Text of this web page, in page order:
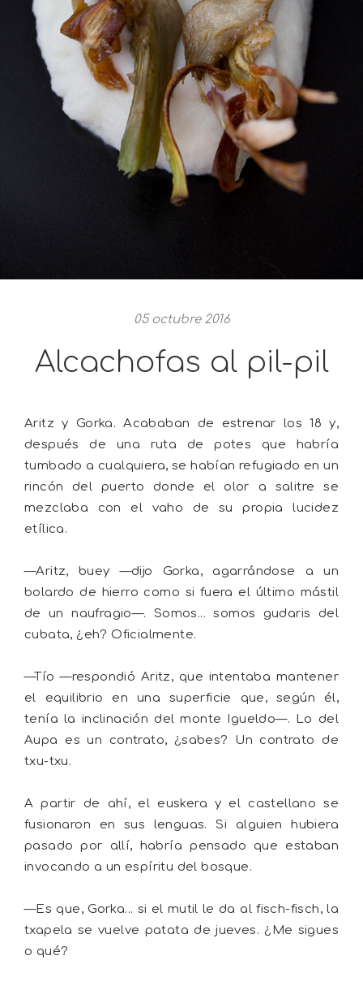
05 octubre 2016
Alcachofas al pil-pil
Aritz y Gorka. Acababan de estrenar los 18 y,
después de una ruta de potes que habría
tumbado a cualquiera, se habían refugiado en un
rincón del puerto donde el olor a salitre se
mezclaba con el vaho de su propia lucidez
etílica.
—Aritz, buey —dijo Gorka, agarrándose a un
bolardo de hierro como si fuera el último mástil
de un naufragio—. Somos... somos gudaris del
cubata, ¿eh? Oficialmente.
—Tío —respondió Aritz, que intentaba mantener
el equilibrio en una superficie que, según él,
tenía la inclinación del monte Igueldo—. Lo del
Aupa es un contrato, ¿sabes? Un contrato de
txu-txu.
A partir de ahí, el euskera y el castellano se
fusionaron en sus lenguas. Si alguien hubiera
pasado por allí, habría pensado que estaban
invocando a un espíritu del bosque.
—Es que, Gorka... si el mutil le da al fisch-fisch, la
txapela se vuelve patata de jueves. ¿Me sigues
o qué?